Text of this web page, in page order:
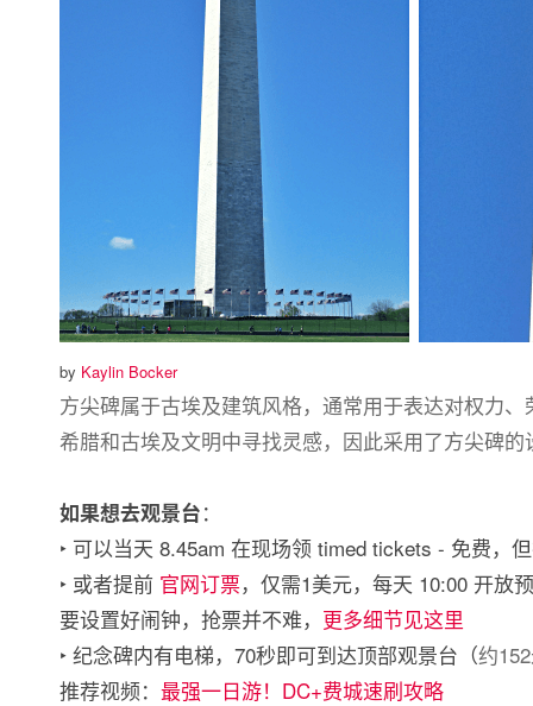
by Kaylin Bocker
方尖碑属于古埃及建筑风格，通常用于表达对权力
希腊和古埃及文明中寻找灵感，因此采用了方尖碑的
如果想去观景台：
‣ 可以当天 8.45am 在现场领 timed tickets - 免费，
‣ 或者提前 官网订票，仅需1美元，每天 10:00 开放
要设置好闹钟，抢票并不难， 更多细节见这里
‣ 纪念碑内有电梯，70秒即可到达顶部观景台（约
推荐视频： 最强一日游！DC+费城速刷攻略